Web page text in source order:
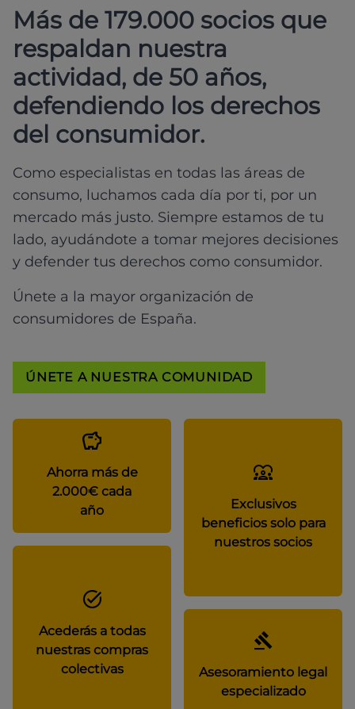
Más de 179.000 socios que
respaldan nuestra
actividad, de 50 años,
defendiendo los derechos
del consumidor.
Como especialistas en todas las áreas de
consumo, luchamos cada día por ti, por un
mercado más justo. Siempre estamos de tu
lado, ayudándote a tomar mejores decisiones
y defender tus derechos como consumidor.
Únete a la mayor organización de
consumidores de España.
ÚNETE A NUESTRA COMUNIDAD
Ahorra más de
2.000€ cada
año
Exclusivos
beneficios solo para
nuestros socios
Acederás a todas
nuestras compras
colectivas
Asesoramiento legal
especializado